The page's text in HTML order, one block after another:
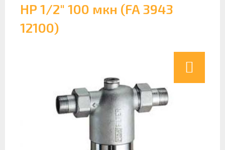
НР 1/2" 100 мкн (FA 3943
12100)